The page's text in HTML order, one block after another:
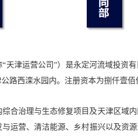
津运营公司”）是永定河流域投资
路西滦水园内。注册资本为捌仟壹佰
合治理与生态修复项目及天津区域
运营、清洁能源、乡村振兴以及资